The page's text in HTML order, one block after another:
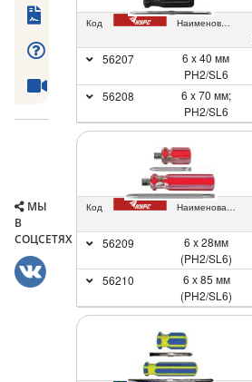
МЫ
В
СОЦСЕТЯХ
Код Наименование
56207
6 x 40 мм
PH2/SL6
56208
6 x 70 мм;
PH2/SL6
Код Наименование
56209
6 x 28мм
(PH2/SL6)
56210
6 х 85 мм
(PH2/SL6)